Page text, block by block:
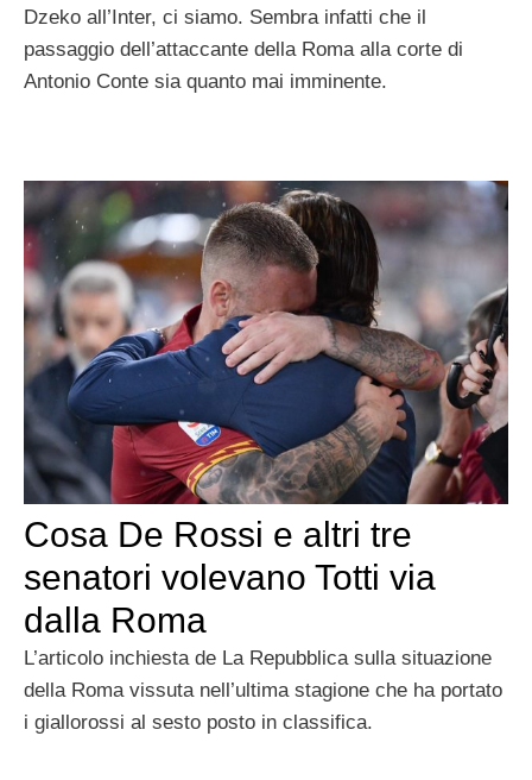
Dzeko all’Inter, ci siamo. Sembra infatti che il
passaggio dell’attaccante della Roma alla corte di
Antonio Conte sia quanto mai imminente.
Cosa De Rossi e altri tre
senatori volevano Totti via
dalla Roma
L’articolo inchiesta de La Repubblica sulla situazione
della Roma vissuta nell’ultima stagione che ha portato
i giallorossi al sesto posto in classifica.